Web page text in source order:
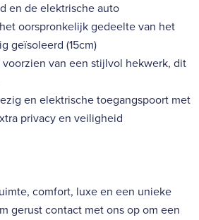
en de elektrische auto
oorspronkelijk gedeelte van het
geïsoleerd (15cm)
voorzien van een stijlvol hekwerk, dit
en elektrische toegangspoort met
privacy en veiligheid
comfort, luxe en een unieke
gerust contact met ons op om een